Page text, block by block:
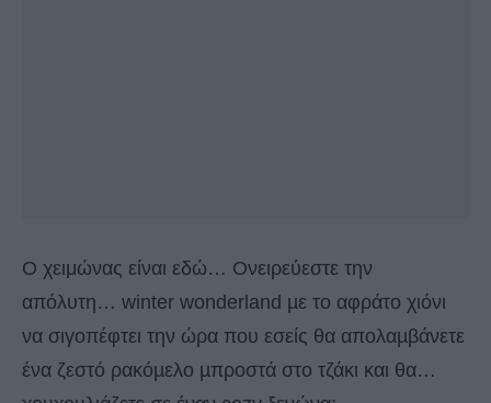
Ο χειμώνας είναι εδώ… Ονειρεύεστε την
απόλυτη… winter wonderland µε το αφράτο χιόνι
να σιγοπέφτει την ώρα που εσείς θα απολαµβάνετε
ένα ζεστό ρακόµελο µπροστά στο τζάκι και θα…